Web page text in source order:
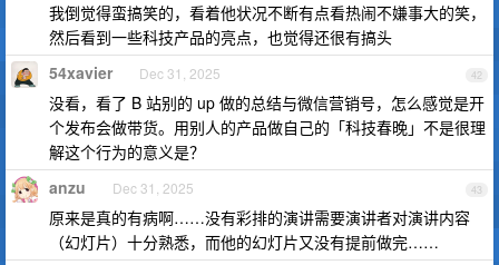
我倒觉得蛮搞笑的，看着他状况不断有点看热闹不嫌事大的笑，
然后看到一些科技产品的亮点，也觉得还很有搞头
42
54xavier Dec 31, 2025
没看，看了 B 站别的 up 做的总结与微信营销号，怎么感觉是开
个发布会做带货。用别人的产品做自己的「科技春晚」不是很理
解这个行为的意义是？
43
anzu Dec 31, 2025
原来是真的有病啊……没有彩排的演讲需要演讲者对演讲内容
（幻灯片）十分熟悉，而他的幻灯片又没有提前做完……